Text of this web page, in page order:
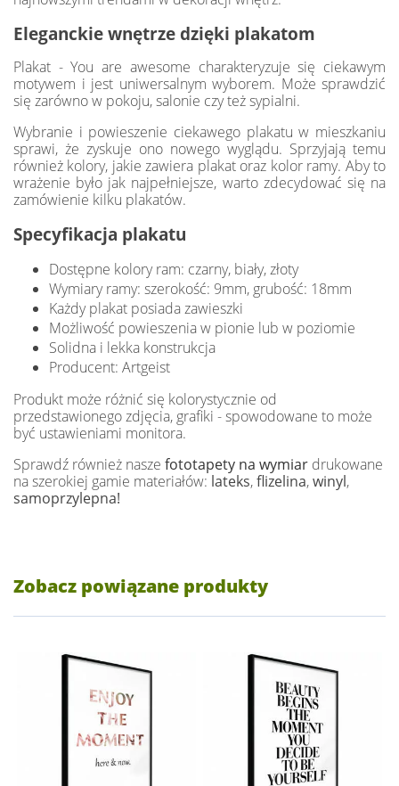
Eleganckie wnętrze dzięki plakatom
Plakat - You are awesome charakteryzuje się ciekawym
motywem i jest uniwersalnym wyborem. Może sprawdzić
się zarówno w pokoju, salonie czy też sypialni.
Wybranie i powieszenie ciekawego plakatu w mieszkaniu
sprawi, że zyskuje ono nowego wyglądu. Sprzyjają temu
również kolory, jakie zawiera plakat oraz kolor ramy. Aby to
wrażenie było jak najpełniejsze, warto zdecydować się na
zamówienie kilku plakatów.
Specyfikacja plakatu
Dostępne kolory ram: czarny, biały, złoty
Wymiary ramy: szerokość: 9mm, grubość: 18mm
Każdy plakat posiada zawieszki
Możliwość powieszenia w pionie lub w poziomie
Solidna i lekka konstrukcja
Producent: Artgeist
Produkt może różnić się kolorystycznie od
przedstawionego zdjęcia, grafiki - spowodowane to może
być ustawieniami monitora.
Sprawdź również nasze fototapety na wymiar drukowane
na szerokiej gamie materiałów: lateks,flizelina,winyl,
samoprzylepna!
Zobacz powiązane produkty